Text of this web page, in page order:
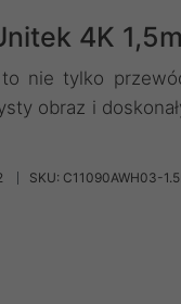
4K
to nie tylko
obraz i
SKU: C11090AWH03-